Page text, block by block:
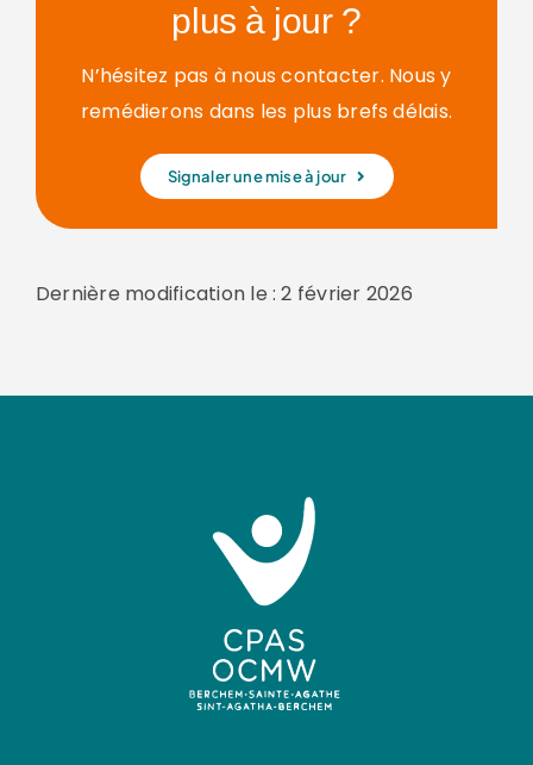
plus à jour ?
N’hésitez pas à nous contacter. Nous y
remédierons dans les plus brefs délais.
Signaler une mise à jour
Dernière modification le : 2 février 2026